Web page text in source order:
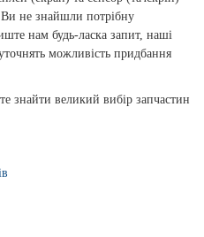
не знайшли потрібну
нам будь-ласка запит, наші
можливість придбання
великий вибір запчастин